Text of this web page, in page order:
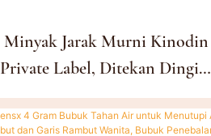
Minyak Jarak Murni Kinodin
Private Label, Ditekan Dingin,
100% Minyak Esensial Alami
Murni Untuk Perawatan